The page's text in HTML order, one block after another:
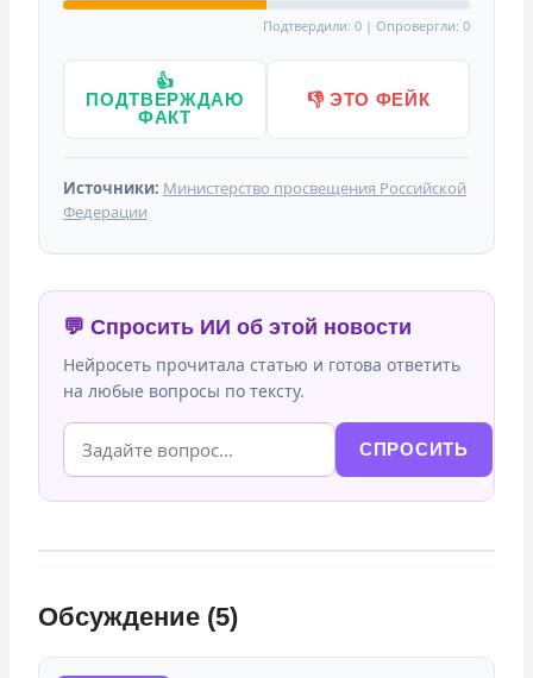
Подтвердили: 0 | Опровергли: 0
👍
ПОДТВЕРЖДАЮ
ФАКТ
👎 ЭТО ФЕЙК
Источники: Министерство просвещения Российской
Федерации
💬 Спросить ИИ об этой новости
Нейросеть прочитала статью и готова ответить
на любые вопросы по тексту.
СПРОСИТЬ
Обсуждение (5)